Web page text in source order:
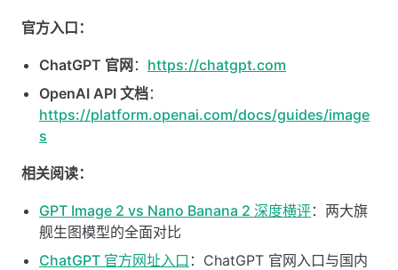
官方入口：
ChatGPT 官网 ： https://chatgpt.com
OpenAI API 文档：
https://platform.openai.com/docs/guides/image
s
相关阅读：
GPT Image 2 vs Nano Banana 2 深度横评：两大旗
舰生图模型的全面对比
ChatGPT 官方网址入口 ：ChatGPT 官网入口与国内